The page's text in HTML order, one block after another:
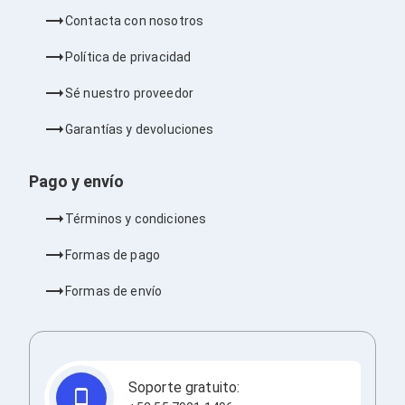
Unidades de Disco
Desktop y Portátiles
Cargadores
Maletines
Filtros de privacidad
Bases para Laptops
Fundas y Skins
Audífonos
Accesorios para PC's
Bases para PC's
Contacta con nosotros
Política de privacidad
Sé nuestro proveedor
Garantías y devoluciones
Pago y envío
Términos y condiciones
Formas de pago
Formas de envío
Soporte gratuito: